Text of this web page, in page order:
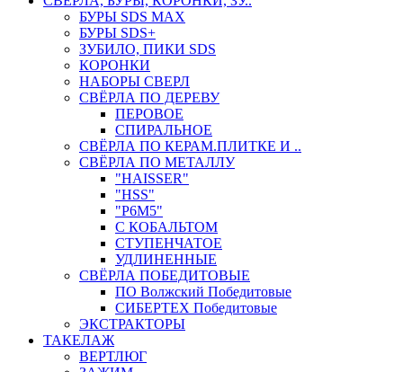
БУРЫ SDS MAX
БУРЫ SDS+
ЗУБИЛО, ПИКИ SDS
КОРОНКИ
НАБОРЫ СВЕРЛ
СВЁРЛА ПО ДЕРЕВУ
ПЕРОВОЕ
СПИРАЛЬНОЕ
СВЁРЛА ПО КЕРАМ.ПЛИТКЕ И ..
СВЁРЛА ПО МЕТАЛЛУ
"HAISSER"
"HSS"
"Р6М5"
С КОБАЛЬТОМ
СТУПЕНЧАТОЕ
УДЛИНЕННЫЕ
СВЁРЛА ПОБЕДИТОВЫЕ
ПО Волжский Победитовые
СИБЕРТЕХ Победитовые
ЭКСТРАКТОРЫ
ТАКЕЛАЖ
ВЕРТЛЮГ